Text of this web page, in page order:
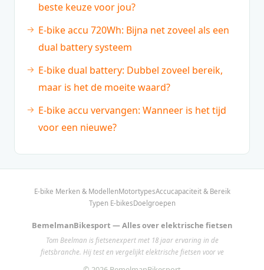
beste keuze voor jou?
E-bike accu 720Wh: Bijna net zoveel als een
dual battery systeem
E-bike dual battery: Dubbel zoveel bereik,
maar is het de moeite waard?
E-bike accu vervangen: Wanneer is het tijd
voor een nieuwe?
E-bike Merken & ModellenMotortypesAccucapaciteit & Bereik
Typen E-bikesDoelgroepen
BemelmanBikesport — Alles over elektrische fietsen
Tom Beelman is fietsenexpert met 18 jaar ervaring in de
fietsbranche. Hij test en vergelijkt elektrische fietsen voor ve